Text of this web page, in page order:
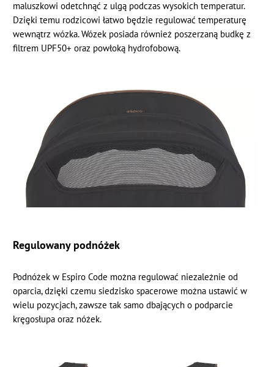
maluszkowi odetchnąć z ulgą podczas wysokich temperatur.
Dzięki temu rodzicowi łatwo będzie regulować temperaturę
wewnątrz wózka. Wózek posiada również poszerzaną budkę z
filtrem UPF50+ oraz powłoką hydrofobową.
Regulowany podnóżek
Podnóżek w Espiro Code można regulować niezależnie od
oparcia, dzięki czemu siedzisko spacerowe można ustawić w
wielu pozycjach, zawsze tak samo dbających o podparcie
kręgosłupa oraz nóżek.